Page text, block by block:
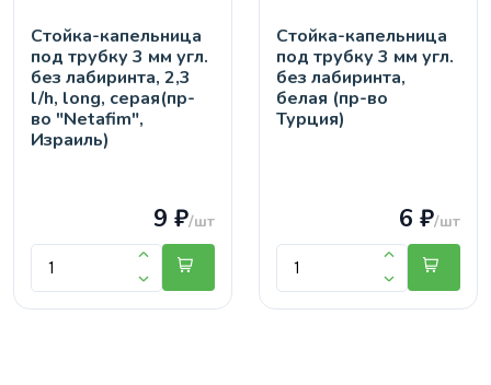
Стойка-капельница
под трубку 3 мм угл.
без лабиринта, 2,3
l/h, long, серая(пр-
во "Netafim",
Израиль)
9 ₽/шт
Стойка-капельница
под трубку 3 мм угл.
без лабиринта,
белая (пр-во
Турция)
6 ₽/шт